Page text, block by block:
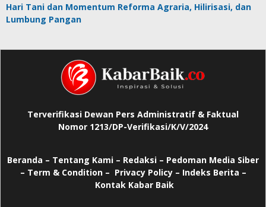
Hari Tani dan Momentum Reforma Agraria, Hilirisasi, dan
Lumbung Pangan
Terverifikasi Dewan Pers Administratif & Faktual
Nomor 1213/DP-Verifikasi/K/V/2024
Beranda – Tentang Kami – Redaksi – Pedoman Media Siber
– Term & Condition – Privacy Policy– Indeks Berita –
Kontak Kabar Baik